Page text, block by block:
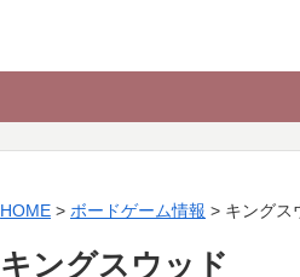
HOME > ボードゲーム情報 > キングス
キングスウッド